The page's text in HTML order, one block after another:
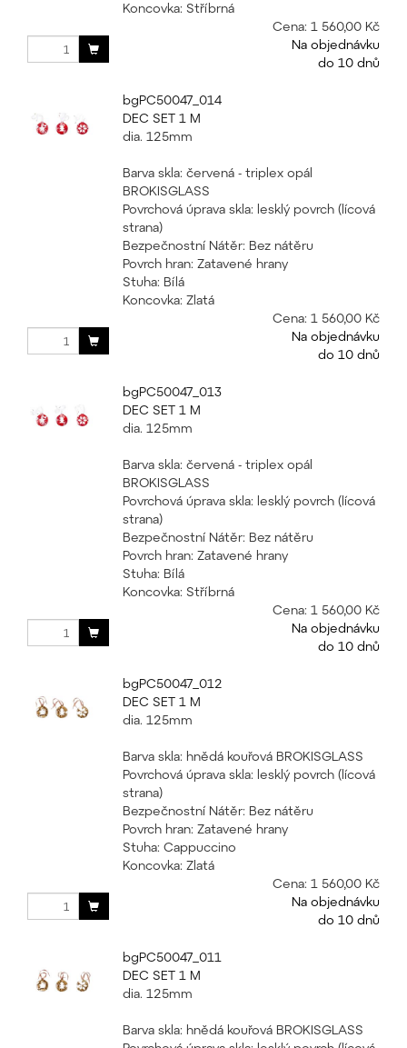
Koncovka: Stříbrná
Cena: 1 560,00 Kč
Na objednávku
do 10 dnů
bgPC50047_014
DEC SET 1 M
dia. 125mm
Barva skla: červená - triplex opál
BROKISGLASS
Povrchová úprava skla: lesklý povrch (lícová
strana)
Bezpečnostní Nátěr: Bez nátěru
Povrch hran: Zatavené hrany
Stuha: Bílá
Koncovka: Zlatá
Cena: 1 560,00 Kč
Na objednávku
do 10 dnů
bgPC50047_013
DEC SET 1 M
dia. 125mm
Barva skla: červená - triplex opál
BROKISGLASS
Povrchová úprava skla: lesklý povrch (lícová
strana)
Bezpečnostní Nátěr: Bez nátěru
Povrch hran: Zatavené hrany
Stuha: Bílá
Koncovka: Stříbrná
Cena: 1 560,00 Kč
Na objednávku
do 10 dnů
bgPC50047_012
DEC SET 1 M
dia. 125mm
Barva skla: hnědá kouřová BROKISGLASS
Povrchová úprava skla: lesklý povrch (lícová
strana)
Bezpečnostní Nátěr: Bez nátěru
Povrch hran: Zatavené hrany
Stuha: Cappuccino
Koncovka: Zlatá
Cena: 1 560,00 Kč
Na objednávku
do 10 dnů
bgPC50047_011
DEC SET 1 M
dia. 125mm
Barva skla: hnědá kouřová BROKISGLASS